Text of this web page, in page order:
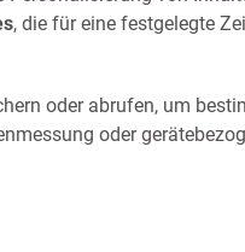
, die für eine festgelegte
oder abrufen, um
oder